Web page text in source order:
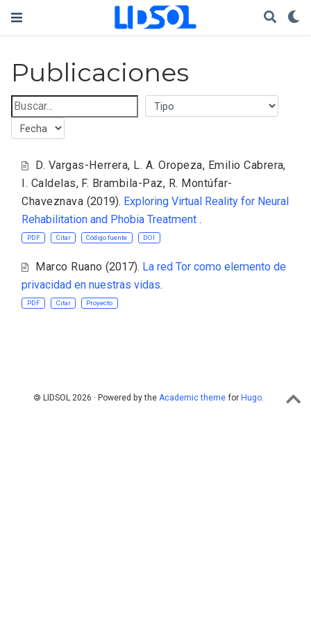
Publicaciones
D. Vargas-Herrera, L. A. Oropeza, Emilio Cabrera,
I. Caldelas, F. Brambila-Paz, R. Montúfar-
Chaveznava (2019). Exploring Virtual Reality for Neural
Rehabilitation and Phobia Treatment .
PDF Citar Código fuente DOI
Marco Ruano (2017). La red Tor como elemento de
privacidad en nuestras vidas.
PDF Citar Proyecto
🄯 LIDSOL 2026 · Powered by the Academic themefor Hugo.